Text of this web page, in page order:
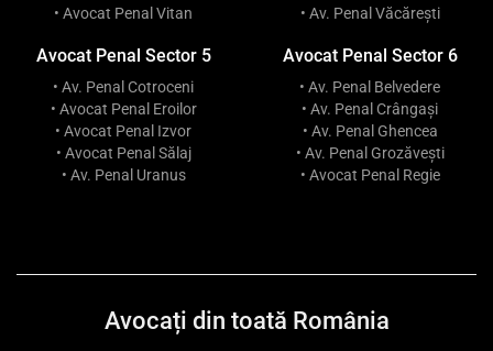
• Avocat Penal Vitan
• Av. Penal Văcărești
Avocat Penal Sector 5
• Av. Penal Cotroceni
• Avocat Penal Eroilor
• Avocat Penal Izvor
• Avocat Penal Sălaj
• Av. Penal Uranus
Avocat Penal Sector 6
• Av. Penal Belvedere
• Av. Penal Crângași
• Av. Penal Ghencea
• Av. Penal Grozăvești
• Avocat Penal Regie
Avocați din toată România